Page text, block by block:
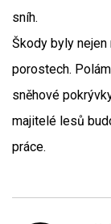
sníh.
Škody byly
porostech.
sněhové
majitelé lesů
práce.